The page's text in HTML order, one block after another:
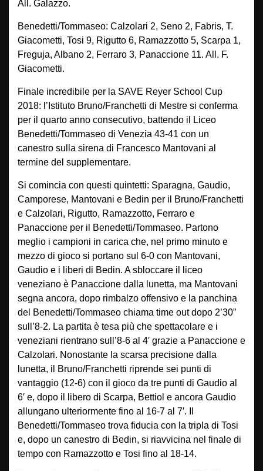
All. Galazzo.
Benedetti/Tommaseo: Calzolari 2, Seno 2, Fabris, T.
Giacometti, Tosi 9, Rigutto 6, Ramazzotto 5, Scarpa 1,
Freguja, Albano 2, Ferraro 3, Panaccione 11. All. F.
Giacometti.
Finale incredibile per la SAVE Reyer School Cup
2018: l’Istituto Bruno/Franchetti di Mestre si conferma
per il quarto anno consecutivo, battendo il Liceo
Benedetti/Tommaseo di Venezia 43-41 con un
canestro sulla sirena di Francesco Mantovani al
termine del supplementare.
Si comincia con questi quintetti: Sparagna, Gaudio,
Camporese, Mantovani e Bedin per il Bruno/Franchetti
e Calzolari, Rigutto, Ramazzotto, Ferraro e
Panaccione per il Benedetti/Tommaseo. Partono
meglio i campioni in carica che, nel primo minuto e
mezzo di gioco si portano sul 6-0 con Mantovani,
Gaudio e i liberi di Bedin. A sbloccare il liceo
veneziano è Panaccione dalla lunetta, ma Mantovani
segna ancora, dopo rimbalzo offensivo e la panchina
del Benedetti/Tommaseo chiama time out dopo 2’30”
sull’8-2. La partita è tesa più che spettacolare e i
veneziani rientrano sull’8-6 al 4′ grazie a Panaccione e
Calzolari. Nonostante la scarsa precisione dalla
lunetta, il Bruno/Franchetti riprende sei punti di
vantaggio (12-6) con il gioco da tre punti di Gaudio al
6′ e, dopo il libero di Scarpa, Bettiol e ancora Gaudio
allungano ulteriormente fino al 16-7 al 7′. Il
Benedetti/Tommaseo trova fiducia con la tripla di Tosi
e, dopo un canestro di Bedin, si riavvicina nel finale di
tempo con Ramazzotto e Tosi fino al 18-14.